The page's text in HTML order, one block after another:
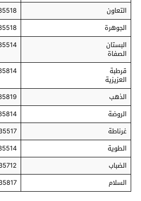
التعاون
الجوهرة
البستان
الصفاة
قرطبة
العزيزية
الذهب
الروضة
غرناطة
الطوية
الضباب
السلام